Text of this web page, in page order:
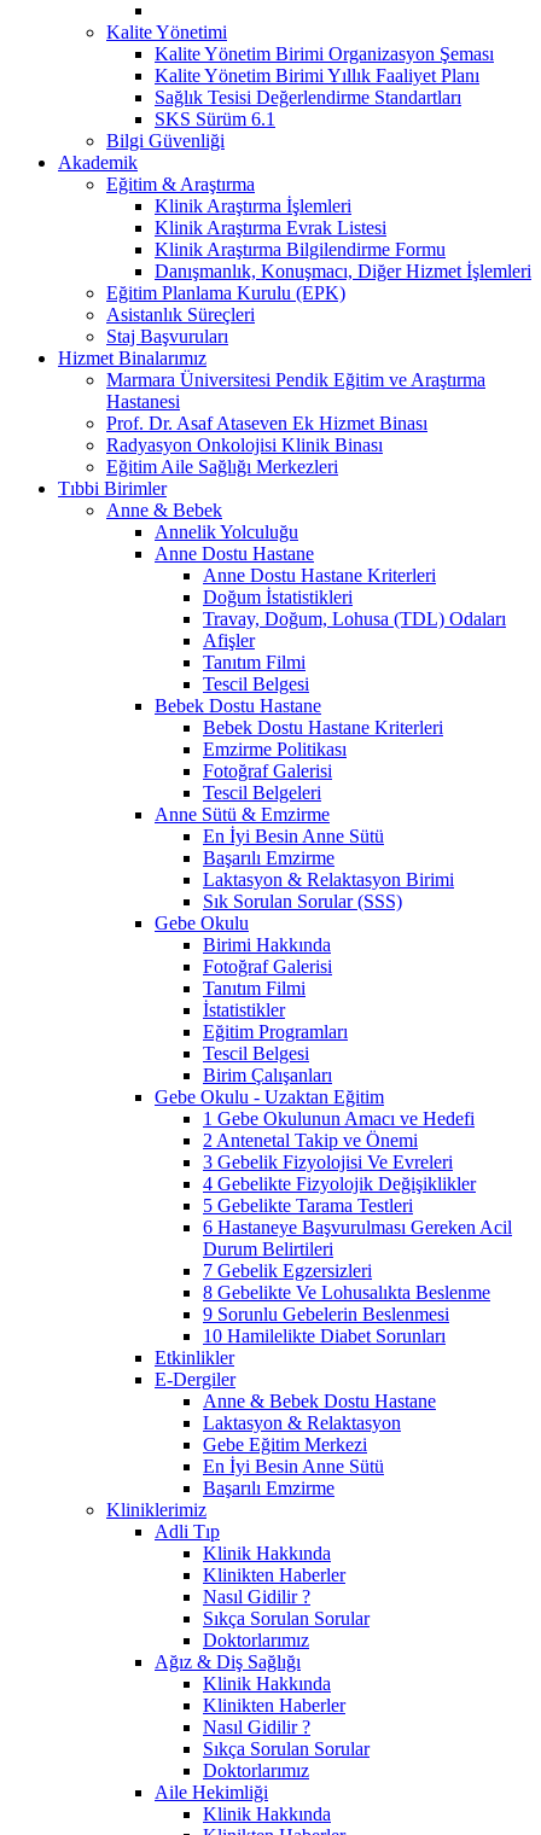
Kalite Yönetimi
Kalite Yönetim Birimi Organizasyon Şeması
Kalite Yönetim Birimi Yıllık Faaliyet Planı
Sağlık Tesisi Değerlendirme Standartları
SKS Sürüm 6.1
Bilgi Güvenliği
Akademik
Eğitim & Araştırma
Klinik Araştırma İşlemleri
Klinik Araştırma Evrak Listesi
Klinik Araştırma Bilgilendirme Formu
Danışmanlık, Konuşmacı, Diğer Hizmet İşlemleri
Eğitim Planlama Kurulu (EPK)
Asistanlık Süreçleri
Staj Başvuruları
Hizmet Binalarımız
Marmara Üniversitesi Pendik Eğitim ve Araştırma
Hastanesi
Prof. Dr. Asaf Ataseven Ek Hizmet Binası
Radyasyon Onkolojisi Klinik Binası
Eğitim Aile Sağlığı Merkezleri
Tıbbi Birimler
Anne & Bebek
Annelik Yolculuğu
Anne Dostu Hastane
Anne Dostu Hastane Kriterleri
Doğum İstatistikleri
Travay, Doğum, Lohusa (TDL) Odaları
Afişler
Tanıtım Filmi
Tescil Belgesi
Bebek Dostu Hastane
Bebek Dostu Hastane Kriterleri
Emzirme Politikası
Fotoğraf Galerisi
Tescil Belgeleri
Anne Sütü & Emzirme
En İyi Besin Anne Sütü
Başarılı Emzirme
Laktasyon & Relaktasyon Birimi
Sık Sorulan Sorular (SSS)
Gebe Okulu
Birimi Hakkında
Fotoğraf Galerisi
Tanıtım Filmi
İstatistikler
Eğitim Programları
Tescil Belgesi
Birim Çalışanları
Gebe Okulu - Uzaktan Eğitim
1 Gebe Okulunun Amacı ve Hedefi
2 Antenetal Takip ve Önemi
3 Gebelik Fizyolojisi Ve Evreleri
4 Gebelikte Fizyolojik Değişiklikler
5 Gebelikte Tarama Testleri
6 Hastaneye Başvurulması Gereken Acil
Durum Belirtileri
7 Gebelik Egzersizleri
8 Gebelikte Ve Lohusalıkta Beslenme
9 Sorunlu Gebelerin Beslenmesi
10 Hamilelikte Diabet Sorunları
Etkinlikler
E-Dergiler
Anne & Bebek Dostu Hastane
Laktasyon & Relaktasyon
Gebe Eğitim Merkezi
En İyi Besin Anne Sütü
Başarılı Emzirme
Kliniklerimiz
Adli Tıp
Klinik Hakkında
Klinikten Haberler
Nasıl Gidilir ?
Sıkça Sorulan Sorular
Doktorlarımız
Ağız & Diş Sağlığı
Klinik Hakkında
Klinikten Haberler
Nasıl Gidilir ?
Sıkça Sorulan Sorular
Doktorlarımız
Aile Hekimliği
Klinik Hakkında